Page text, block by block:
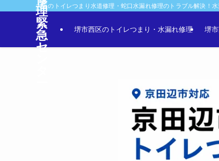
大阪のトイレつまり水道修理・蛇口水漏れ修理のトラブル解決！
理
緊
急
セ
堺市西区のトイレつまり・水漏れ修理 堺